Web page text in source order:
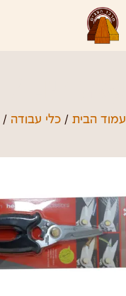
עמוד הבית / כלי עבודה /